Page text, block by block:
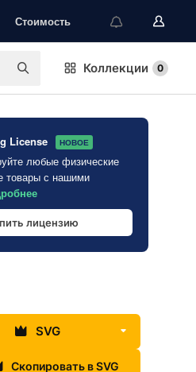
Стоимость
Коллекции 0
License НОВОЕ
любые физические
товары с нашими
лицензию
SVG
Скопировать в SVG